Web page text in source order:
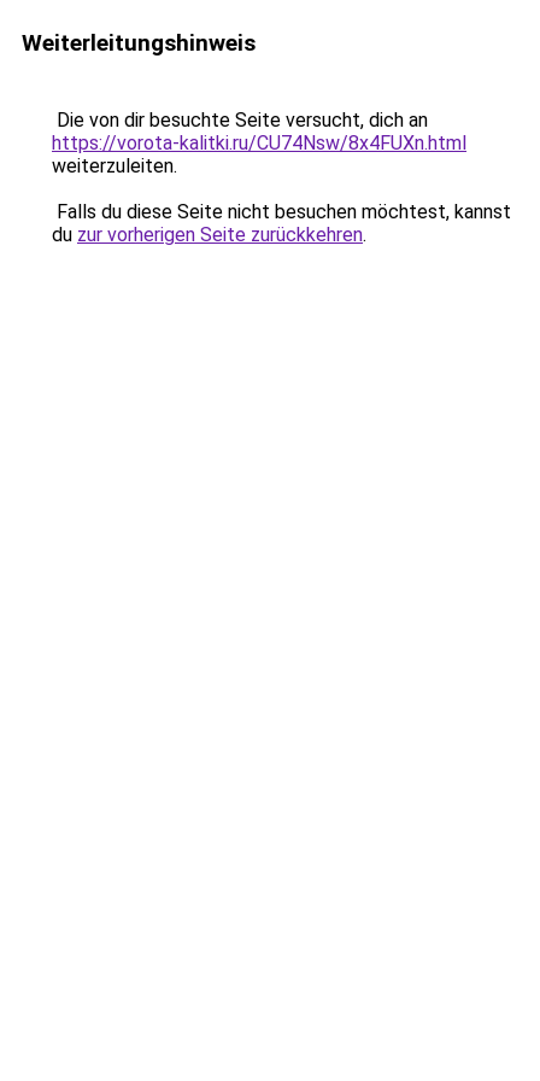
Weiterleitungshinweis
Die von dir besuchte Seite versucht, dich an
https://vorota-kalitki.ru/CU74Nsw/8x4FUXn.html
weiterzuleiten.
Falls du diese Seite nicht besuchen möchtest, kannst
du zur vorherigen Seite zurückkehren.